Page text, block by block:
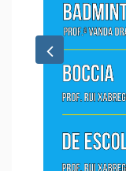
Previous